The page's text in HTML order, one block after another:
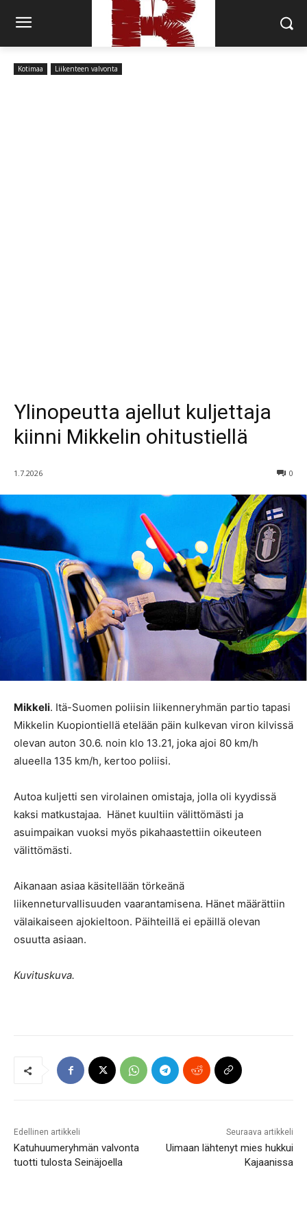
Kotimaa Liikenteen valvonta
Ylinopeutta ajellut kuljettaja
kiinni Mikkelin ohitustiellä
1.7.2026 0
Mikkeli. Itä-Suomen poliisin liikenneryhmän partio tapasi
Mikkelin Kuopiontiellä etelään päin kulkevan viron kilvissä
olevan auton 30.6. noin klo 13.21, joka ajoi 80 km/h
alueella 135 km/h, kertoo poliisi.
Autoa kuljetti sen virolainen omistaja, jolla oli kyydissä
kaksi matkustajaa. Hänet kuultiin välittömästi ja
asuimpaikan vuoksi myös pikahaastettiin oikeuteen
välittömästi.
Aikanaan asiaa käsitellään törkeänä
liikenneturvallisuuden vaarantamisena. Hänet määrättiin
välaikaiseen ajokieltoon. Päihteillä ei epäillä olevan
osuutta asiaan.
Kuvituskuva.
Edellinen artikkeli
Katuhuumeryhmän valvonta
tuotti tulosta Seinäjoella
Seuraava artikkeli
Uimaan lähtenyt mies hukkui
Kajaanissa